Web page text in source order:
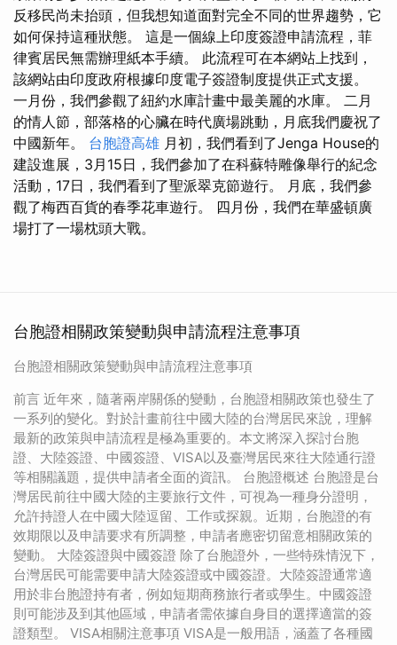
反移民尚未抬頭，但我想知道面對完全不同的世界趨勢，它
如何保持這種狀態。 這是一個線上印度簽證申請流程，菲
律賓居民無需辦理紙本手續。 此流程可在本網站上找到，
該網站由印度政府根據印度電子簽證制度提供正式支援。
一月份，我們參觀了紐約水庫計畫中最美麗的水庫。 二月
的情人節，部落格的心臟在時代廣場跳動，月底我們慶祝了
中國新年。 台胞證高雄 月初，我們看到了Jenga House的
建設進展，3月15日，我們參加了在科蘇特雕像舉行的紀念
活動，17日，我們看到了聖派翠克節遊行。 月底，我們參
觀了梅西百貨的春季花車遊行。 四月份，我們在華盛頓廣
場打了一場枕頭大戰。
台胞證相關政策變動與申請流程注意事項
台胞證相關政策變動與申請流程注意事項
前言 近年來，隨著兩岸關係的變動，台胞證相關政策也發生了
一系列的變化。對於計畫前往中國大陸的台灣居民來說，理解
最新的政策與申請流程是極為重要的。本文將深入探討台胞
證、大陸簽證、中國簽證、VISA以及臺灣居民來往大陸通行證
等相關議題，提供申請者全面的資訊。 台胞證概述 台胞證是台
灣居民前往中國大陸的主要旅行文件，可視為一種身分證明，
允許持證人在中國大陸逗留、工作或探親。近期，台胞證的有
效期限以及申請要求有所調整，申請者應密切留意相關政策的
變動。 大陸簽證與中國簽證 除了台胞證外，一些特殊情況下，
台灣居民可能需要申請大陸簽證或中國簽證。大陸簽證通常適
用於非台胞證持有者，例如短期商務旅行者或學生。中國簽證
則可能涉及到其他區域，申請者需依據自身目的選擇適當的簽
證類型。 VISA相關注意事項 VISA是一般用語，涵蓋了各種國